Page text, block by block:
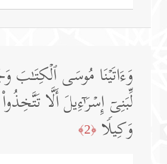
وَءَاتَیۡنَا مُوسَى ٱلۡكِتَـٰبَ
لِّبَنِیۤ إِسۡرَ ٰ⁠ۤءِیلَ أَلَّا
وَكِیلࣰا ﴿2﴾